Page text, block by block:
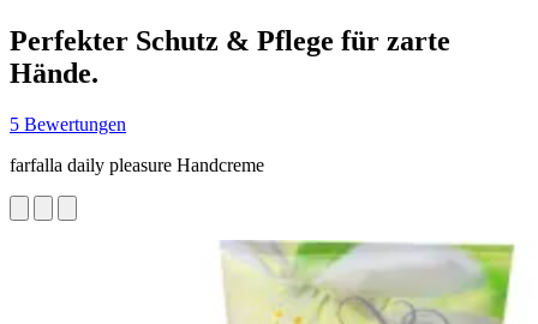
Perfekter Schutz & Pflege für zarte
Hände.
5 Bewertungen
farfalla daily pleasure Handcreme